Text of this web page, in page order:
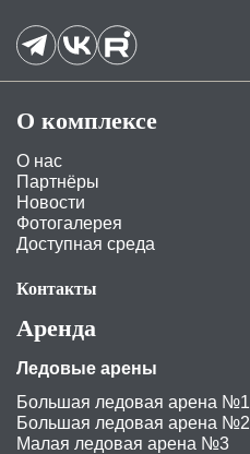
О комплексе
О нас
Партнёры
Новости
Фотогалерея
Доступная среда
Контакты
Аренда
Ледовые арены
Большая ледовая арена №1
Большая ледовая арена №2
Малая ледовая арена №3